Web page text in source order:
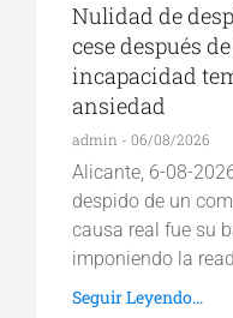
Nulidad de
cese después
incapacidad
ansiedad
admin 06/08/2026
Alicante, 6-08-
despido de un
causa real fue su
imponiendo la
Seguir Leyendo...